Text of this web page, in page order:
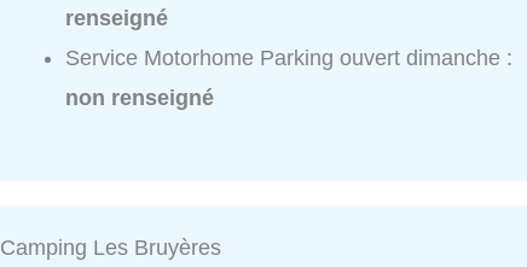
renseigné
Service Motorhome Parking ouvert dimanche :
non renseigné
Camping Les Bruyères